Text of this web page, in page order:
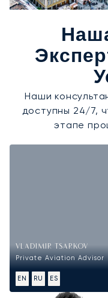
Наши
доступны 24/7,
этапе
VLADIMIR TSARKOV
Private Aviation Advisor
EN RU ES